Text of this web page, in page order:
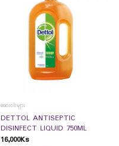
ဆေးဝါးများ
DETTOL ANTISEPTIC
DISINFECT LIQUID 750ML
16,000Ks